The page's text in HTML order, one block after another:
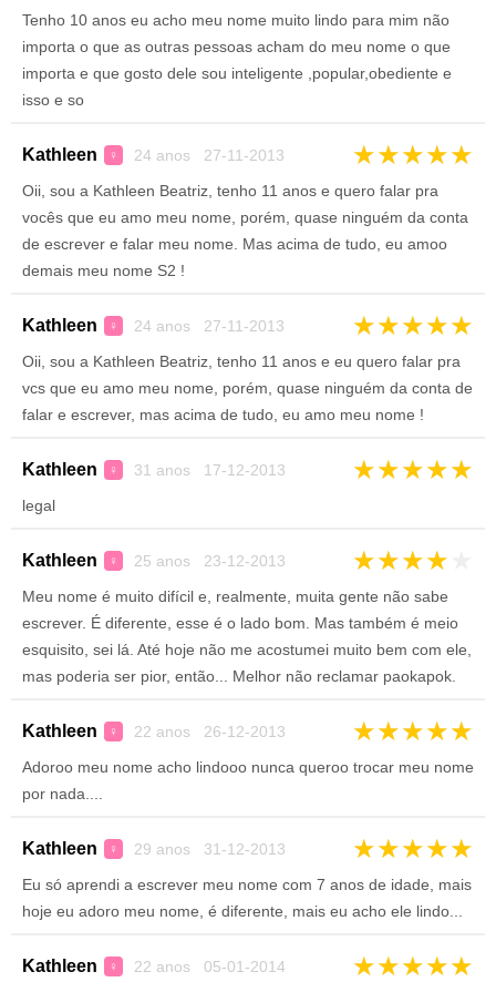
Tenho 10 anos eu acho meu nome muito lindo para mim não
importa o que as outras pessoas acham do meu nome o que
importa e que gosto dele sou inteligente ,popular,obediente e
isso e so
Kathleen ♀ 24 anos 27-11-2013 ★★★★★
Oii, sou a Kathleen Beatriz, tenho 11 anos e quero falar pra
vocês que eu amo meu nome, porém, quase ninguém da conta
de escrever e falar meu nome. Mas acima de tudo, eu amoo
demais meu nome S2 !
Kathleen ♀ 24 anos 27-11-2013 ★★★★★
Oii, sou a Kathleen Beatriz, tenho 11 anos e eu quero falar pra
vcs que eu amo meu nome, porém, quase ninguém da conta de
falar e escrever, mas acima de tudo, eu amo meu nome !
Kathleen ♀ 31 anos 17-12-2013 ★★★★★
legal
Kathleen ♀ 25 anos 23-12-2013 ★★★★
Meu nome é muito difícil e, realmente, muita gente não sabe
escrever. É diferente, esse é o lado bom. Mas também é meio
esquisito, sei lá. Até hoje não me acostumei muito bem com ele,
mas poderia ser pior, então... Melhor não reclamar paokapok.
Kathleen ♀ 22 anos 26-12-2013 ★★★★★
Adoroo meu nome acho lindooo nunca queroo trocar meu nome
por nada....
Kathleen ♀ 29 anos 31-12-2013 ★★★★★
Eu só aprendi a escrever meu nome com 7 anos de idade, mais
hoje eu adoro meu nome, é diferente, mais eu acho ele lindo...
Kathleen ♀ 22 anos 05-01-2014 ★★★★★